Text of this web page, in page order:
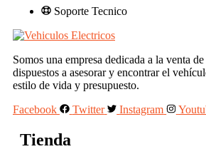
Soporte Tecnico
Somos una empresa dedicada a la venta
dispuestos a asesorar y encontrar el
estilo de vida y presupuesto.
Facebook
Twitter Instagram
Tienda